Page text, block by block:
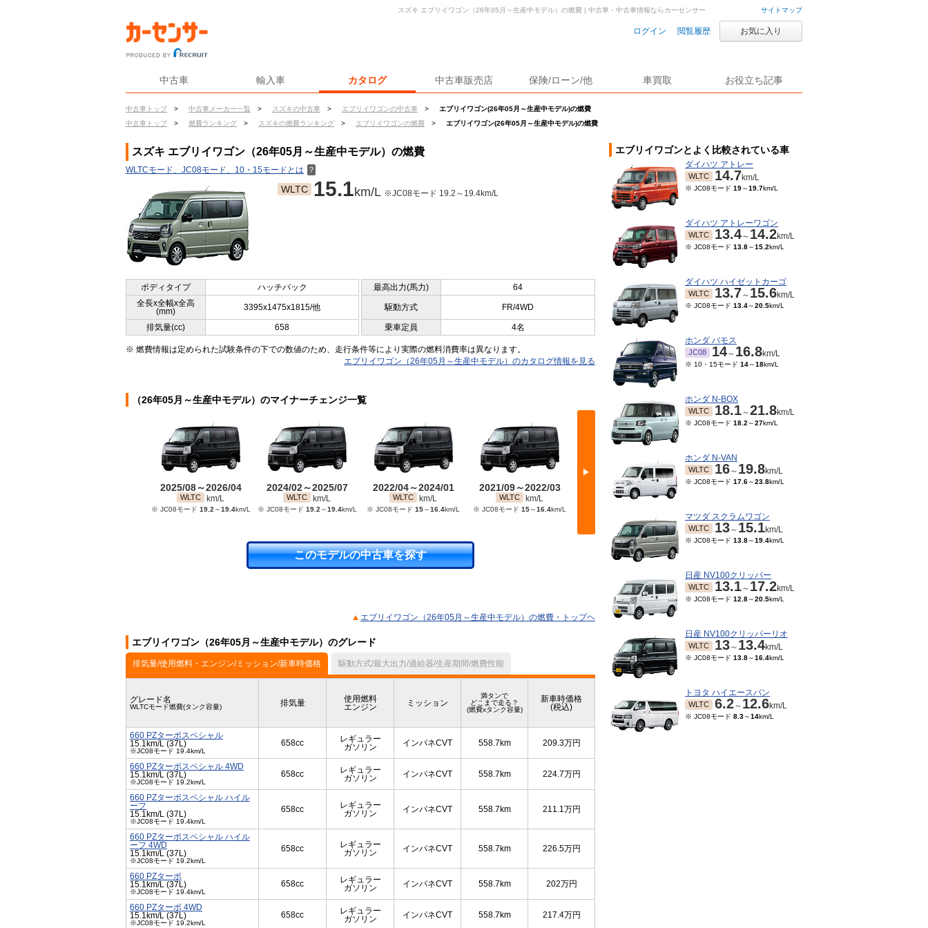
サイトマップ
ログイン 閲覧履歴 お気に入り
中古車 輸入車 カタログ 中古車販売店 保険/ローン/他 車買取 お役立ち記事
中古車トップ > 中古車メーカー一覧 > スズキの中古車 > エブリイワゴンの中古車 >
エブリイワゴン(26年05月～生産中モデル)の燃費
中古車トップ
> 燃費ランキング > スズキの燃費ランキング > エブリイワゴンの燃費 > エブリイワゴン(26年05月～生産中モデル)の燃費
スズキ エブリイワゴン（26年05月～生産中モデル）の燃費 | 中古車・中古車情報ならカーセンサー
スズキ エブリイワゴン（26年05月～生産中モデル）の燃費
WLTCモード、JC08モード、10・15モードとは ？
WLTC 15.1km/L ※JC08モード 19.2～19.4km/L
ボディタイプ ハッチバック 最高出力(馬力)
64
全長x全幅x全高
(mm)
3395x1475x1815/他 駆動方式 FR/4WD
排気量(cc) 658 乗車定員 4名
※ 燃費情報は定められた試験条件の下での数値のため、走行条件等により実際の燃料消費率は異なります。
エブリイワゴン（26年05月～生産中モデル）のカタログ情報を見る
（26年05月～生産中モデル）のマイナーチェンジ一覧
▶
2025/08～2026/04
WLTC km/L
※ JC08モード 19.2 ～19.4km/L
2024/02～2025/07
WLTC km/L
※ JC08モード 19.2 ～19.4km/L
2022/04～2024/01
WLTC km/L
※ JC08モード 15～16.4km/L
2021/09～2022/03
WLTC km/L
※ JC08モード 15～16.4km/L
2020/07～2021/08
WLTC km/L
2019/10～2020/06
このモデルの中古車を探す
エブリイワゴン（26年05月～生産中モデル）の燃費・トップヘ
エブリイワゴン（26年05月～生産中モデル）のグレード
排気量/使用燃料・エンジン/ミッション/新車時価格 駆動方式/最大出力/過給器/生産期間/燃費性能
グレード名
WLTCモード燃費(タンク容量) 排気量
使用燃料
エンジン
ミッション
満タンで
どこまで走る？
(燃費xタンク容量)
新車時価格
(税込)
660 PZターボスペシャル
15.1km/L (37L)
※JC08モード 19.4km/L
658cc
レギュラー
ガソリン
インパネCVT 558.7km 209.3万円
660 PZターボスペシャル 4WD
15.1km/L (37L)
※JC08モード 19.2km/L
658cc
レギュラー
ガソリン
インパネCVT 558.7km 224.7万円
660 PZターボスペシャル ハイル
ーフ
15.1km/L (37L)
※JC08モード 19.4km/L
658cc
レギュラー
ガソリン
インパネCVT 558.7km 211.1万円
660 PZターボスペシャル ハイル
ーフ 4WD
15.1km/L (37L)
※JC08モード 19.2km/L
658cc
レギュラー
ガソリン
インパネCVT 558.7km 226.5万円
660 PZターボ
15.1km/L (37L)
※JC08モード 19.4km/L
658cc
レギュラー
ガソリン
インパネCVT 558.7km 202万円
660 PZターボ 4WD
15.1km/L (37L)
※JC08モード 19.2km/L
658cc
レギュラー
ガソリン
インパネCVT 558.7km 217.4万円
エブリイワゴンとよく比較されている車
ダイハツ アトレー
WLTC 14.7km/L
※ JC08モード 19～19.7km/L
ダイハツ アトレーワゴン
WLTC 13.4～ 14.2km/L
※ JC08モード 13.8～15.2km/L
ダイハツ ハイゼットカーゴ
WLTC 13.7～ 15.6km/L
※ JC08モード 13.4～20.5km/L
ホンダ バモス
JC08 14～ 16.8km/L
※ 10・15モード 14～18km/L
ホンダ N-BOX
WLTC 18.1～21.8km/L
※ JC08モード 18.2 ～27km/L
ホンダ N-VAN
WLTC 16～ 19.8km/L
※ JC08モード 17.6～23.8km/L
マツダ スクラムワゴン
WLTC 13～ 15.1km/L
※ JC08モード 13.8～19.4km/L
日産 NV100クリッパー
WLTC 13.1～ 17.2km/L
※ JC08モード 12.8～20.5km/L
日産 NV100クリッパーリオ
WLTC 13～ 13.4km/L
※ JC08モード 13.8～16.4km/L
トヨタ ハイエースバン
WLTC 6.2～ 12.6km/L
※ JC08モード 8.3～14km/L